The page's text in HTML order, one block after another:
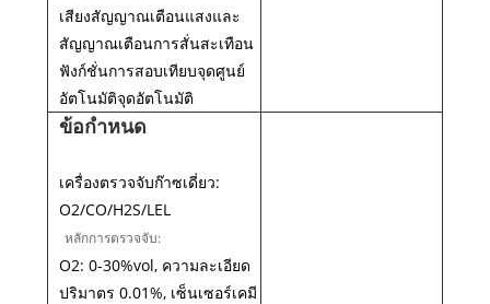
เสียงสัญญาณเตือนแสงและ
สัญญาณเตือนการสั่นสะเทือน
ฟังก์ชั่นการสอบเทียบจุดศูนย์
อัตโนมัติจุดอัตโนมัติ
ข้อกำหนด
เครื่องตรวจจับก๊าซเดี่ยว:
O2/CO/H2S/LEL
หลักการตรวจจับ:
O2: 0-30%vol, ความละเอียด
ปริมาตร 0.01%, เซ็นเซอร์เคมี